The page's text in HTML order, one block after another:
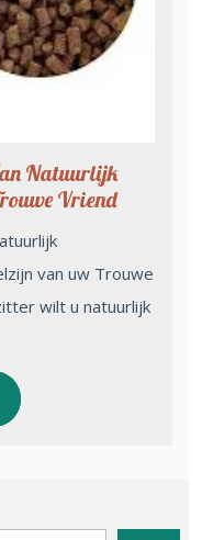
Natuurlijk
Vriend
van uw Trouwe
wilt u natuurlijk